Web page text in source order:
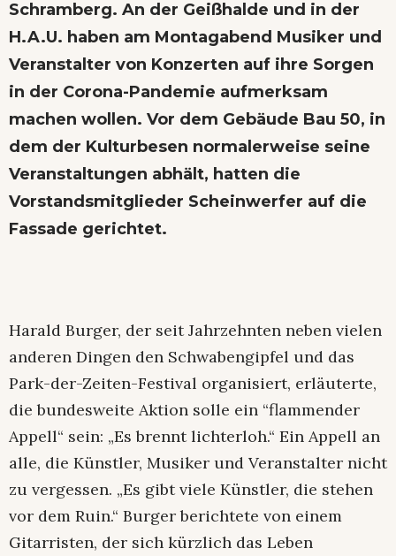
Schramberg. An der Geißhalde und in der
H.A.U. haben am Montagabend Musiker und
Veranstalter von Konzerten auf ihre Sorgen
in der Corona-Pandemie aufmerksam
machen wollen. Vor dem Gebäude Bau 50, in
dem der Kulturbesen normalerweise seine
Veranstaltungen abhält, hatten die
Vorstandsmitglieder Scheinwerfer auf die
Fassade gerichtet.
Harald Burger, der seit Jahrzehnten neben vielen
anderen Dingen den Schwabengipfel und das
Park-der-Zeiten-Festival organisiert, erläuterte,
die bundesweite Aktion solle ein “flammender
Appell“ sein: „Es brennt lichterloh.“ Ein Appell an
alle, die Künstler, Musiker und Veranstalter nicht
zu vergessen. „Es gibt viele Künstler, die stehen
vor dem Ruin.“ Burger berichtete von einem
Gitarristen, der sich kürzlich das Leben